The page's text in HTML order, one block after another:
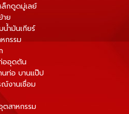
ล็กดูดมู่เลย์
าย
ำมันเกียร์
กรรม
ออุดตัน
นท่อ บานแป๊ป
ณ์งานเชื่อม
ตสาหกรรม